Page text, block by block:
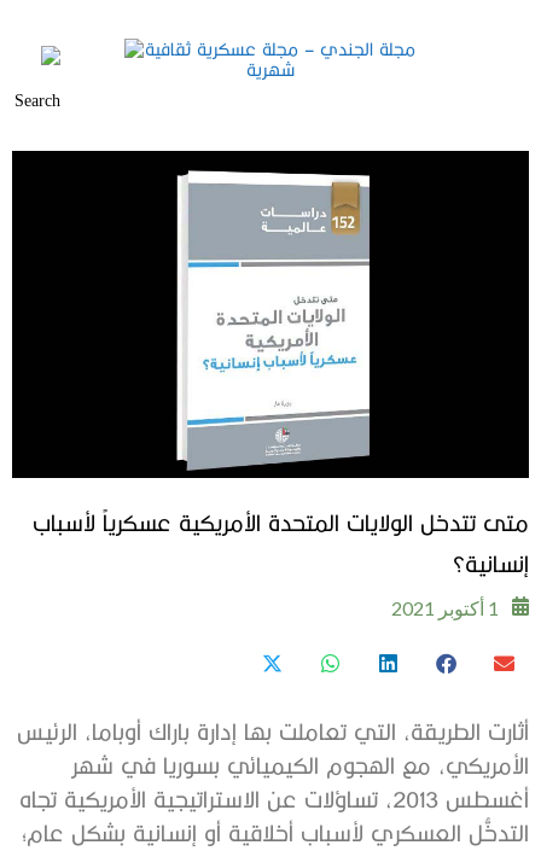
متى تتدخل الولايات المتحدة الأمريكية عسكرياً لأسباب
إنسانية؟
1 أكتوبر 2021
أثارت الطريقة، التي تعاملت بها إدارة باراك أوباما، الرئيس
الأمريكي، مع الهجوم الكيميائي بسوريا في شهر
أغسطس 2013، تساؤلات عن الاستراتيجية الأمريكية تجاه
التدخُّل العسكري لأسباب أخلاقية أو إنسانية بشكل عام؛